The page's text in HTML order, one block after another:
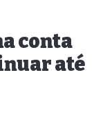
conta
até